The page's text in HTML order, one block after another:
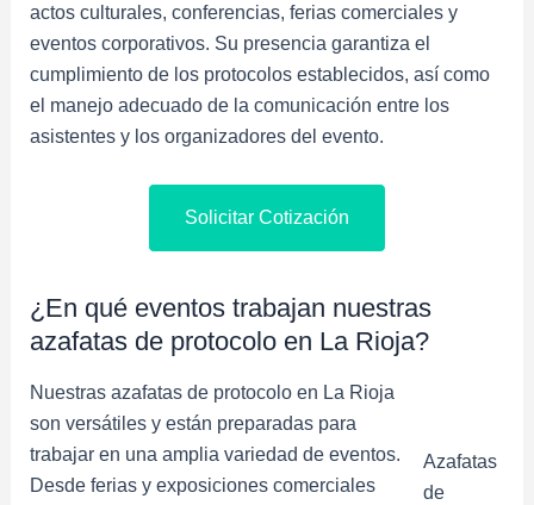
actos culturales, conferencias, ferias comerciales y
eventos corporativos. Su presencia garantiza el
cumplimiento de los protocolos establecidos, así como
el manejo adecuado de la comunicación entre los
asistentes y los organizadores del evento.
Solicitar Cotización
¿En qué eventos trabajan nuestras
azafatas de protocolo en La Rioja?
Azafatas
de
Nuestras azafatas de protocolo en La Rioja
son versátiles y están preparadas para
trabajar en una amplia variedad de eventos.
Desde ferias y exposiciones comerciales